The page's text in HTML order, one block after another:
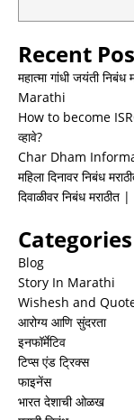
Recent
महात्मा गांधी जयंती
Marathi
How to become
व्हावे?
Char Dham
महिला दिनावर निबंध
दिवाळीवर निबंध
Categories
Blog
Story In Marathi
Wishesh and
आरोग्य आणि सुंदरता
इनफॉर्मेटिव
टिप्स एंड ट्रिक्स
फाइनेंस
भारत देशाची ओळख